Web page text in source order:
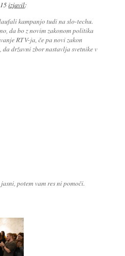
izjavil:
kampanjo tudi na slo-techu.
da bo z novim zakonom politika
RTV-ja, če pa novi zakon
državni zbor nastavlja svetnike v
potem vam res ni pomoči.